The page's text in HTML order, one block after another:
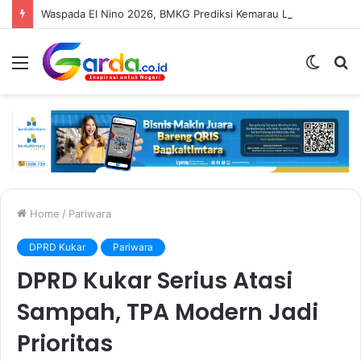
Menu
Switch
Home / Pariwara
DPRD Kukar Pariwara
DPRD Kukar Serius Atasi
Sampah, TPA Modern Jadi
Prioritas